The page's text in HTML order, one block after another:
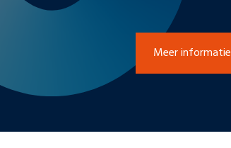
Meer informatie